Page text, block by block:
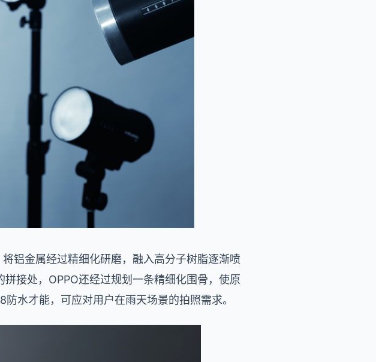
铝金属经过精细化研磨，融入高分子树脂逐渐喷
接处，OPPO还经过规划一条精细化围骨，使原
水才能，可应对用户在雨天场景的拍照需求。